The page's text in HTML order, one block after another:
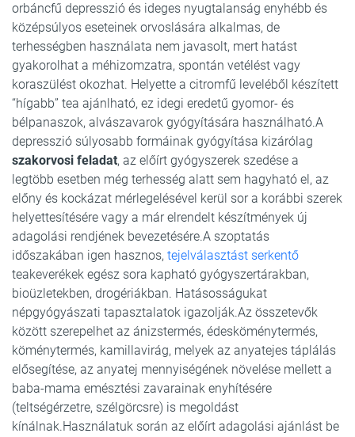
orbáncfű depresszió és ideges nyugtalanság enyhébb és
középsúlyos eseteinek orvoslására alkalmas, de
terhességben használata nem javasolt, mert hatást
gyakorolhat a méhizomzatra, spontán vetélést vagy
koraszülést okozhat. Helyette a citromfű leveléből készített
“hígabb” tea ajánlható, ez idegi eredetű gyomor- és
bélpanaszok, alvászavarok gyógyítására használható.A
depresszió súlyosabb formáinak gyógyítása kizárólag
szakorvosi feladat, az előírt gyógyszerek szedése a
legtöbb esetben még terhesség alatt sem hagyható el, az
előny és kockázat mérlegelésével kerül sor a korábbi szerek
helyettesítésére vagy a már elrendelt készítmények új
adagolási rendjének bevezetésére.A szoptatás
időszakában igen hasznos, tejelválasztást serkentő
teakeverékek egész sora kapható gyógyszertárakban,
bioüzletekben, drogériákban. Hatásosságukat
népgyógyászati tapasztalatok igazolják.Az összetevők
között szerepelhet az ánizstermés, édesköménytermés,
köménytermés, kamillavirág, melyek az anyatejes táplálás
elősegítése, az anyatej mennyiségének növelése mellett a
baba-mama emésztési zavarainak enyhítésére
(teltségérzetre, szélgörcsre) is megoldást
kínálnak.Használatuk során az előírt adagolási ajánlást be